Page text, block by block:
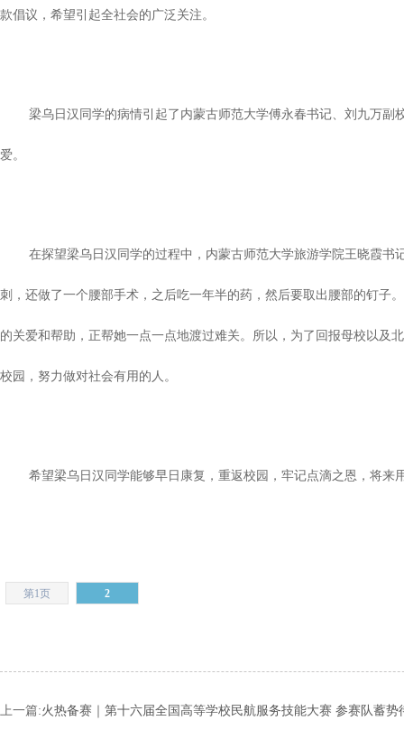
款倡议，希望引起全社会的广泛关注。
梁乌日汉同学的病情引起了内蒙古师范大学傅永春书记、刘九万副
爱。
在探望梁乌日汉同学的过程中，内蒙古师范大学旅游学院王晓霞书
刺，还做了一个腰部手术，之后吃一年半的药，然后要取出腰部的钉子
的关爱和帮助，正帮她一点一点地渡过难关。所以，为了回报母校以及
校园，努力做对社会有用的人。
希望梁乌日汉同学能够早日康复，重返校园，牢记点滴之恩，将来
第1页 2
上一篇:火热备赛｜第十六届全国高等学校民航服务技能大赛 参赛队蓄势